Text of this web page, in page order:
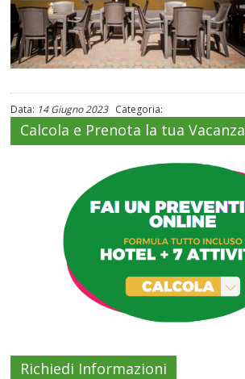
Data: 14 Giugno 2023Categoria:
Calcola e Prenota la tua Vacanza
Richiedi Informazioni